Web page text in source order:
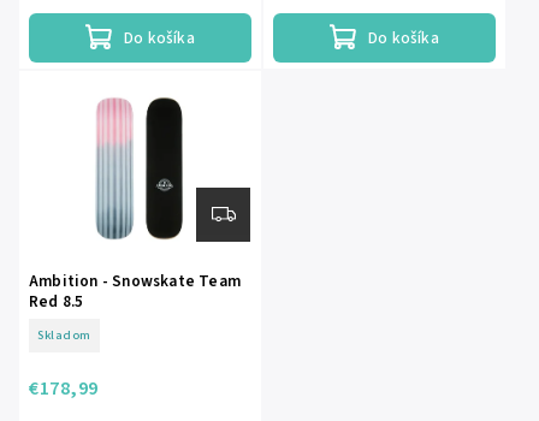
Do košíka Do košíka
Ambition - Snowskate Team
Red 8.5
Skladom
€178,99